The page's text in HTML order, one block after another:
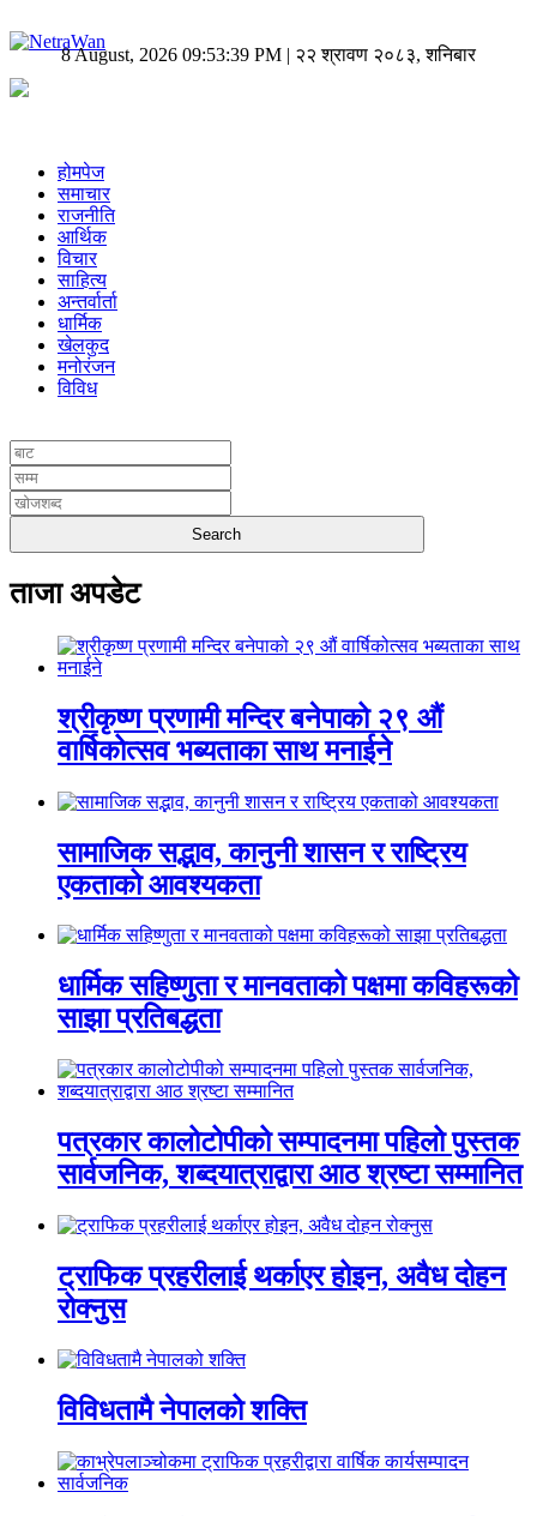
8 August, 2026 09:53:39 PM | २२ श्रावण २०८३, शनिबार
होमपेज
समाचार
राजनीति
आर्थिक
विचार
साहित्य
अन्तर्वार्ता
धार्मिक
खेलकुद
मनोरंजन
विविध
ताजा अपडेट
श्रीकृष्ण प्रणामी मन्दिर बनेपाको २९ औं
वार्षिकोत्सव भब्यताका साथ मनाईने
सामाजिक सद्भाव, कानुनी शासन र राष्ट्रिय
एकताको आवश्यकता
धार्मिक सहिष्णुता र मानवताको पक्षमा कविहरूको
साझा प्रतिबद्धता
पत्रकार कालोटोपीको सम्पादनमा पहिलो पुस्तक
सार्वजनिक, शब्दयात्राद्वारा आठ श्रष्टा सम्मानित
ट्राफिक प्रहरीलाई थर्काएर होइन, अवैध दोहन
रोक्नुस
विविधतामै नेपालको शक्ति